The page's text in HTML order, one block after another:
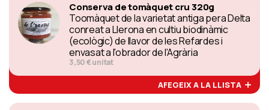
Conserva de tomàquet cru 320g
Toomàquet de la varietat antiga pera Delta
conreat a Llerona en cultiu biodinàmic
(ecològic) de llavor de les Refardes i
envasat a l'obrador de l'Agrària
3,50 € unitat
AFEGEIX A LA LLISTA